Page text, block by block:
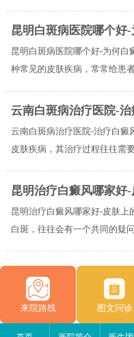
昆明白斑病医院哪个好
昆明白斑病医院哪个好-为何白
种常见的皮肤疾病，常常给患
云南白斑病治疗医院-
云南白斑病治疗医院-治疗白癜
皮肤疾病，其治疗过程往往需要
昆明治疗白癜风哪家好
昆明治疗白癜风哪家好-皮肤
白斑，往往会有一个共同的疑问
来院路线 图文问诊